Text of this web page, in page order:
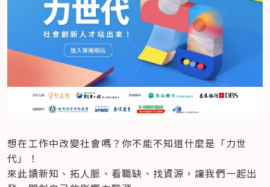
想在工作中改變社會嗎？你不能不知道什麼是「力世
代」！
來此讀新知、拓人脈、看職缺、找資源，讓我們一起出